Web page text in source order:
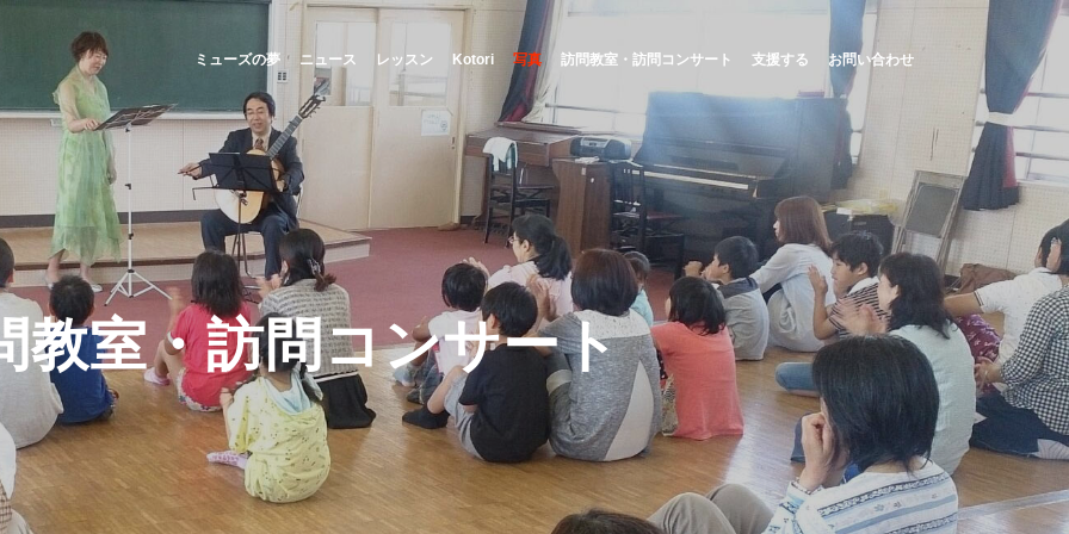
ミューズの夢 ニュース レッスン Kotori 写真 訪問教室・訪問コンサート 支援する お問い合わせ
教室・訪問コンサート